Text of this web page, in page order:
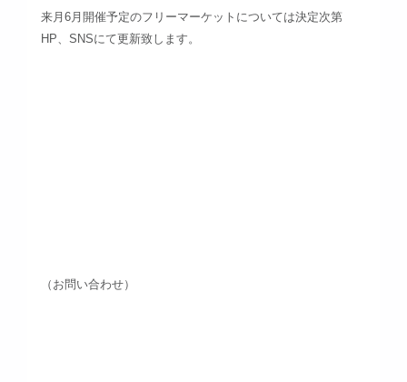
来月6月開催予定のフリーマーケットについては決定次第
HP、SNSにて更新致します。
（お問い合わせ）